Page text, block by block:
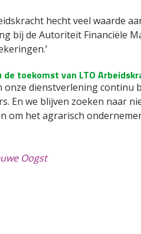
hecht veel waarde
bij de Autoriteit Financiële
de toekomst van LTO
onze dienstverlening
En we blijven zoeken naar
om het agrarisch
Oogst